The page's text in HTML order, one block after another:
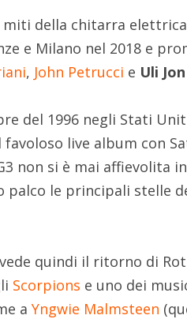
miti della chitarra
e Milano nel 2018 e
, John Petrucci e Uli
del 1996 negli Stati
live album con
non si è mai affievolita
palco le principali stelle
quindi il ritorno di
Scorpions e uno dei
aYngwie Malmsteen